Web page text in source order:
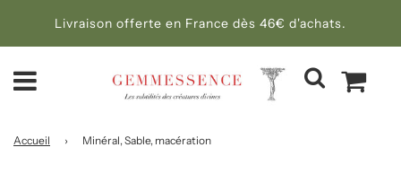
Livraison offerte en France dès 46€ d'achats.
Accueil › Minéral, Sable, macération